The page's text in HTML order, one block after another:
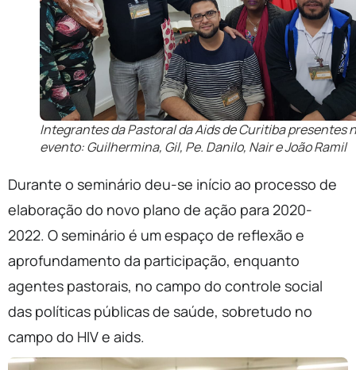
Integrantes da Pastoral da Aids de Curitiba presentes
evento: Guilhermina, Gil, Pe. Danilo, Nair e João Ramil
Durante o seminário deu-se início ao processo de
elaboração do novo plano de ação para 2020-
2022. O seminário é um espaço de reflexão e
aprofundamento da participação, enquanto
agentes pastorais, no campo do controle social
das políticas públicas de saúde, sobretudo no
campo do HIV e aids.